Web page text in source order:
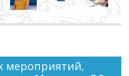
мероприятий,